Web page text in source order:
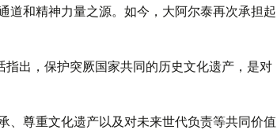
道和精神力量之源。如今，大阿尔泰再次承担起
出，保护突厥国家共同的历史文化遗产，是对
、尊重文化遗产以及对未来世代负责等共同价值